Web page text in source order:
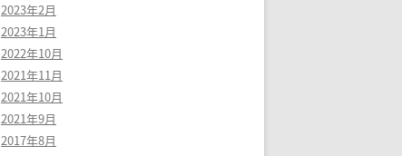
2023年2月
2023年1月
2022年10月
2021年11月
2021年10月
2021年9月
2017年8月